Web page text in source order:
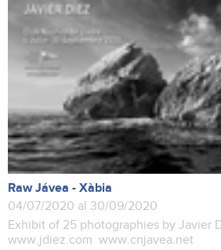
Raw Jávea - Xàbia
04/07/2020 al 30/09/2020
Exhibit of 25 photographies by Javier
www.jdiez.com www.cnjavea.net